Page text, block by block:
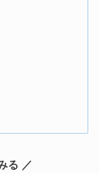
る ／